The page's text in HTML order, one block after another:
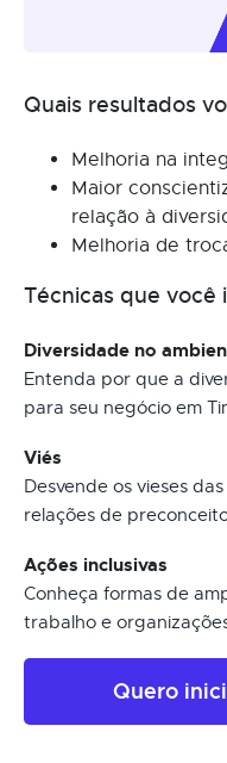
Quais resultados
Melhoria na
Maior
relação à
Melhoria de
Técnicas que você
Diversidade no
Entenda por que a
para seu negócio em
Viés
Desvende os vieses
relações de
Ações inclusivas
Conheça formas de
trabalho e
Quero